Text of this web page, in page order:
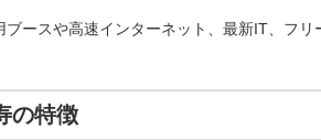
ースや高速インターネット、最新IT、フ
の特徴